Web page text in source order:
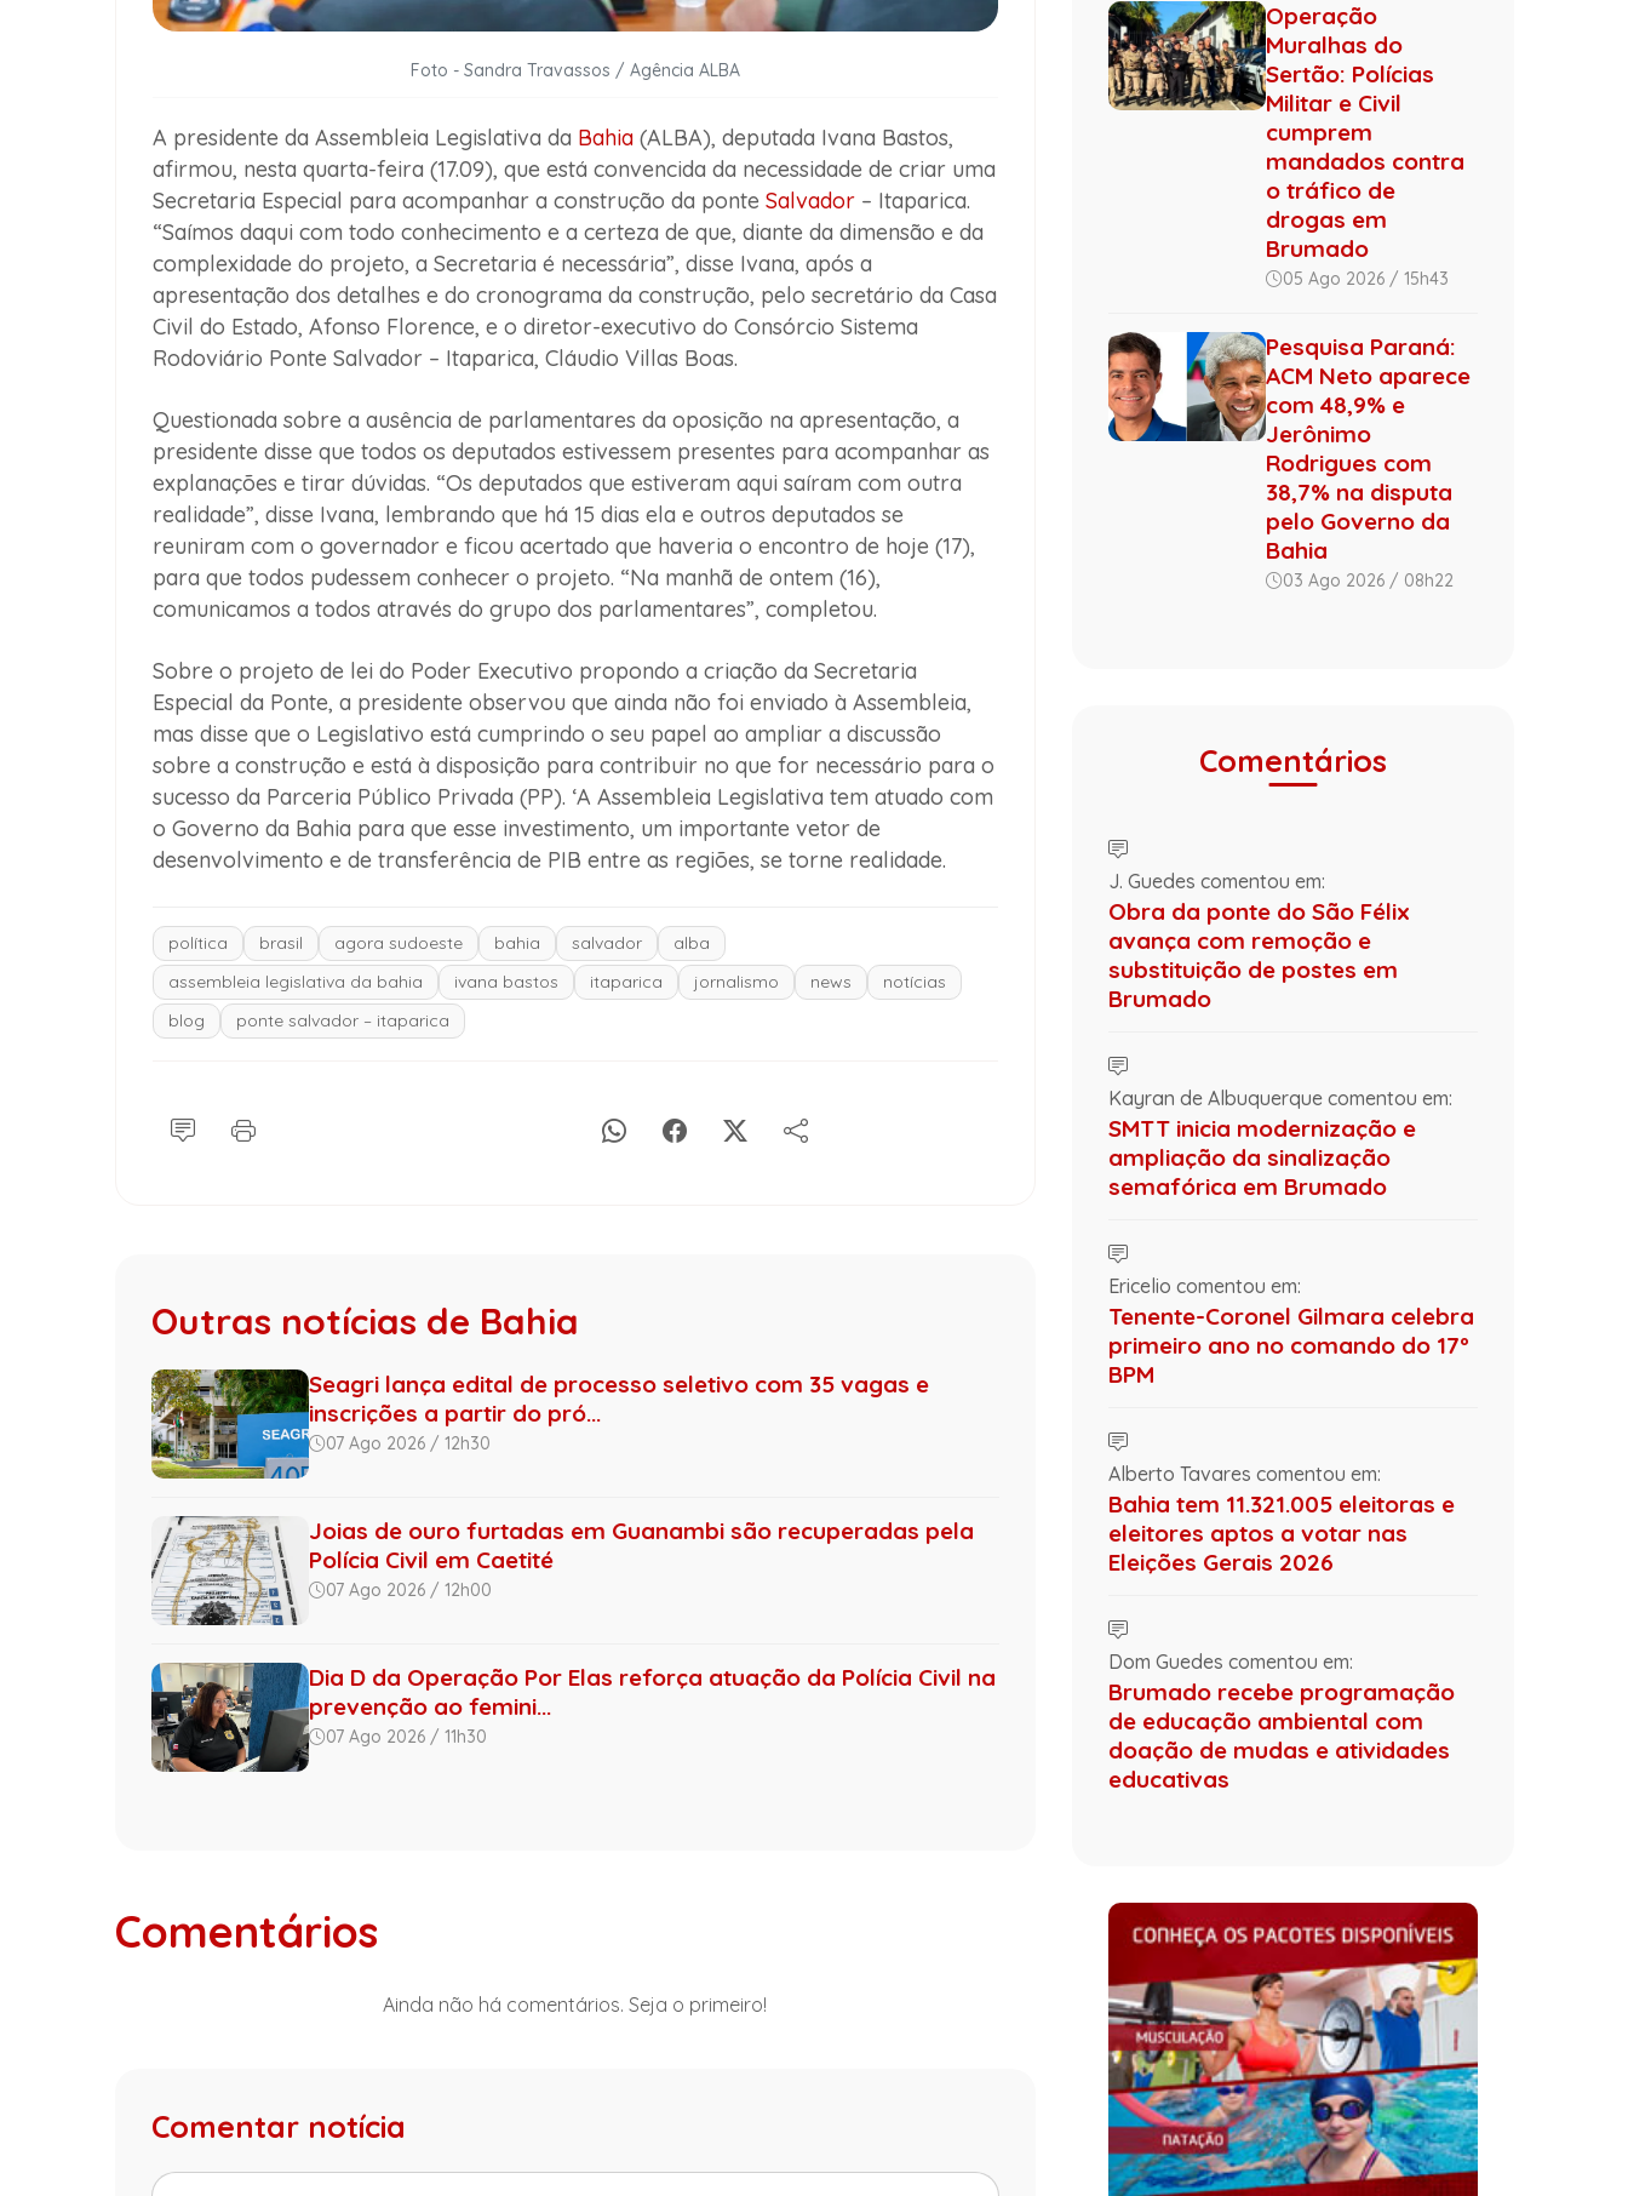
Foto - Sandra Travassos / Agência ALBA
A presidente da Assembleia Legislativa da Bahia(ALBA), deputada Ivana Bastos,
afirmou, nesta quarta-feira (17.09), que está convencida da necessidade de criar uma
Secretaria Especial para acompanhar a construção da ponte Salvador– Itaparica.
“Saímos daqui com todo conhecimento e a certeza de que, diante da dimensão e da
complexidade do projeto, a Secretaria é necessária”, disse Ivana, após a
apresentação dos detalhes e do cronograma da construção, pelo secretário da Casa
Civil do Estado, Afonso Florence, e o diretor-executivo do Consórcio Sistema
Rodoviário Ponte Salvador – Itaparica, Cláudio Villas Boas.
Questionada sobre a ausência de parlamentares da oposição na apresentação, a
presidente disse que todos os deputados estivessem presentes para acompanhar as
explanações e tirar dúvidas. “Os deputados que estiveram aqui saíram com outra
realidade”, disse Ivana, lembrando que há 15 dias ela e outros deputados se
reuniram com o governador e ficou acertado que haveria o encontro de hoje (17),
para que todos pudessem conhecer o projeto. “Na manhã de ontem (16),
comunicamos a todos através do grupo dos parlamentares”, completou.
Sobre o projeto de lei do Poder Executivo propondo a criação da Secretaria
Especial da Ponte, a presidente observou que ainda não foi enviado à Assembleia,
mas disse que o Legislativo está cumprindo o seu papel ao ampliar a discussão
sobre a construção e está à disposição para contribuir no que for necessário para o
sucesso da Parceria Público Privada (PP). ‘A Assembleia Legislativa tem atuado com
o Governo da Bahia para que esse investimento, um importante vetor de
desenvolvimento e de transferência de PIB entre as regiões, se torne realidade.
política brasil agora sudoeste bahia salvador
alba
assembleia legislativa da bahia
ivana bastos itaparica jornalismo news
notícias
blog
ponte salvador – itaparica
Outras notícias de Bahia
Seagri lança edital de processo seletivo com 35 vagas e
inscrições a partir do pró...
07 Ago 2026 / 12h30
Joias de ouro furtadas em Guanambi são recuperadas pela
Polícia Civil em Caetité
07 Ago 2026 / 12h00
Dia D da Operação Por Elas reforça atuação da Polícia Civil na
prevenção ao femini...
07 Ago 2026 / 11h30
Comentários
Ainda não há comentários. Seja o primeiro!
Comentar notícia
Operação
Muralhas do
Sertão: Polícias
Militar e Civil
cumprem
mandados contra
o tráfico de
drogas em
Brumado
05 Ago 2026 / 15h43
Pesquisa Paraná:
ACM Neto aparece
com 48,9% e
Jerônimo
Rodrigues com
38,7% na disputa
pelo Governo da
Bahia
03 Ago 2026 / 08h22
Comentários
J. Guedes comentou em:
Obra da ponte do São Félix
avança com remoção e
substituição de postes em
Brumado
Kayran de Albuquerque comentou em:
SMTT inicia modernização e
ampliação da sinalização
semafórica em Brumado
Ericelio comentou em:
Tenente-Coronel Gilmara celebra
primeiro ano no comando do 17º
BPM
Alberto Tavares comentou em:
Bahia tem 11.321.005 eleitoras e
eleitores aptos a votar nas
Eleições Gerais 2026
Dom Guedes comentou em:
Brumado recebe programação
de educação ambiental com
doação de mudas e atividades
educativas